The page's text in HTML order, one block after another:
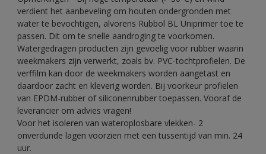
verdient het aanbeveling om houten ondergronden met
water te bevochtigen, alvorens Rubbol BL Uniprimer toe te
passen. Dit om te snelle aandroging te voorkomen.
Watergedragen producten zijn gevoelig voor rubber waarin
weekmakers zijn verwerkt, zoals bv. PVC-tochtprofielen. De
verffilm kan door de weekmakers worden aangetast en
daardoor zacht en kleverig worden. Bij voorkeur profielen
van EPDM-rubber of siliconenrubber toepassen. Vooraf de
leverancier om advies vragen!
Voor het isoleren van wateroplosbare vlekken- 2
onverdunde lagen voorzien met een tussentijd van min. 24
uur.